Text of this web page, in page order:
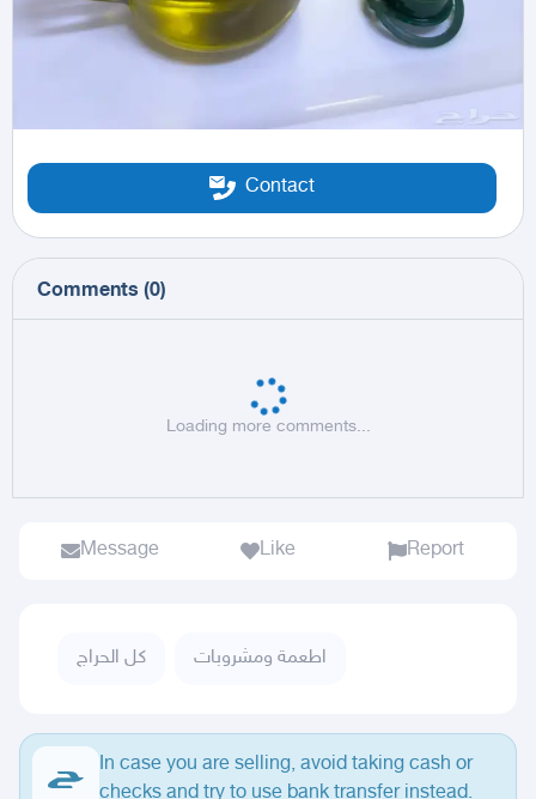
Contact
Comments (0)
Loading more comments...
Message Like Report
كل الحراج اطعمة ومشروبات
In case you are selling, avoid taking cash or
checks and try to use bank transfer instead.